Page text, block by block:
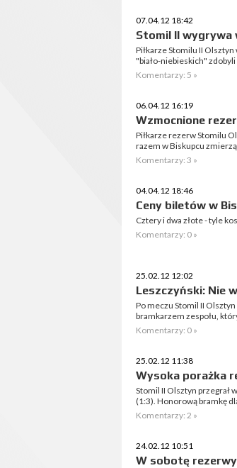
07.04.12 18:42
Stomil II wygrywa
Piłkarze Stomilu II
"biało-niebieskich"
Komentarzy: 5 »
06.04.12 16:19
Wzmocnione
Piłkarze rezerw Stomilu
razem w Biskupcu
Komentarzy: 3 »
04.04.12 18:46
Ceny biletów w
Cztery i dwa złote - tyle
Komentarzy: 0 »
25.02.12 12:02
Leszczyński: Nie
Po meczu Stomil II
bramkarzem zespołu,
Komentarzy: 0 »
25.02.12 11:38
Wysoka porażka
Stomil II Olsztyn przegrał
(1:3). Honorową bramkę
Komentarzy: 2 »
24.02.12 10:51
W sobotę